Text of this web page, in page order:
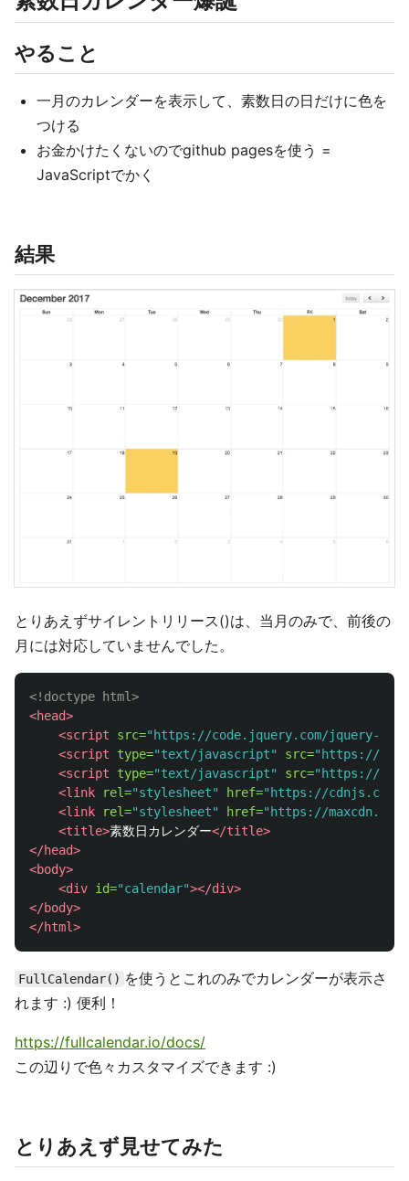
やること
一月のカレンダーを表示して、素数日の日だけに色を
つける
お金かけたくないのでgithub pagesを使う =
JavaScriptでかく
結果
とりあえずサイレントリリース()は、当月のみで、前後の
月には対応していませんでした。
<!doctype html>
<head>
<script src="https://code.jquery.com/jquery-
<script type="text/javascript" src="https://
<script type="text/javascript" src="https://
<link
rel="stylesheet" href="https://
<link
rel="stylesheet" href="https://
<title>素数日カレンダー</title>
</head>
<body>
<div id="calendar"></div>
</body>
</html>
FullCalendar() を使うとこれのみでカレンダーが表示さ
れます :) 便利！
https://fullcalendar.io/docs/
この辺りで色々カスタマイズできます :)
とりあえず見せてみた